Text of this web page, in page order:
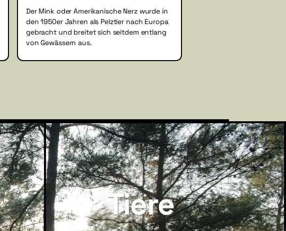
Der Mink oder Amerikanische Nerz wurde in
den 1950er Jahren als Pelztier nach Europa
gebracht und breitet sich seitdem entlang
von Gewässern aus.
Tiere